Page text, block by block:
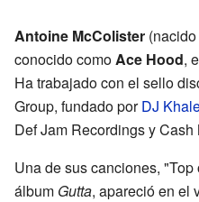
Antoine McColister
conocido comoAce Hood,
Ha trabajado con el sello
Group, fundado porDJ
Def Jam Recordings y Cash
Una de sus canciones,
álbum Gutta, apareció en el